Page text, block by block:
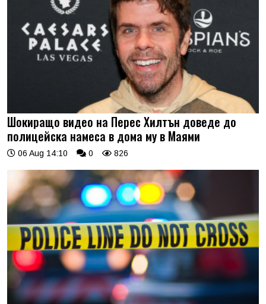
Шокиращо видео на Перес Хилтън доведе до
полицейска намеса в дома му в Маями
06 Aug 14:10 0 826